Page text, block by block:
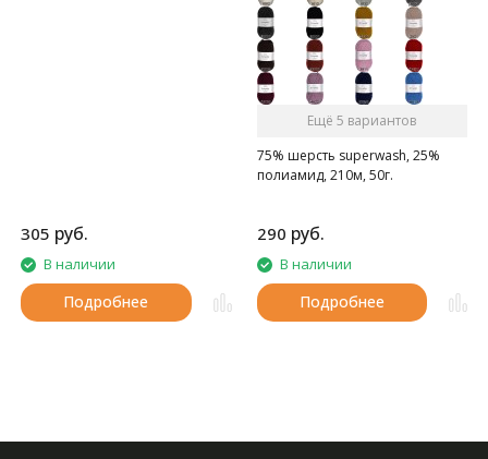
305 руб.
В наличии
Подробнее
Ещё 5 вариантов
75% шерсть superwash, 25%
полиамид, 210м, 50г.
290 руб.
В наличии
Подробнее